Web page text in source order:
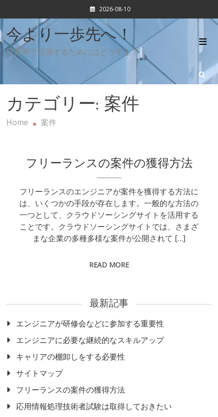
to
content
2026-08-10
今より一歩先へ！
IT業界で活躍するためにはどうする？
カテゴリー: 案件
Home 案件
フリーランスの案件の獲得方法
フリーランスのエンジニアが案件を獲得する方法に
は、いくつかの手段が存在します。一般的な方法の
一つとして、クラウドソーシングサイトを活用する
ことです。クラウドソーシングサイトでは、さまざ
まな企業の多種多様な案件が公開されて […]
READ MORE
最新記事
エンジニアが研修会などに参加する重要性
エンジニアに必要な継続的なスキルアップ
キャリアの棚卸しをする必要性
サイトマップ
フリーランスの案件の獲得方法
応用情報処理技術者試験は取得しておきたい